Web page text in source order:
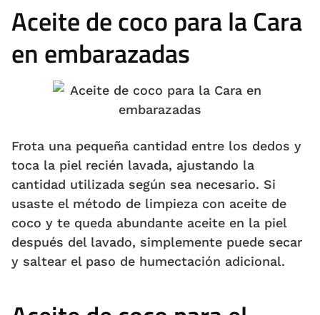
Aceite de coco para la Cara
en embarazadas
Frota una pequeña cantidad entre los dedos y
toca la piel recién lavada, ajustando la
cantidad utilizada según sea necesario. Si
usaste el método de limpieza con aceite de
coco y te queda abundante aceite en la piel
después del lavado, simplemente puede secar
y saltear el paso de humectación adicional.